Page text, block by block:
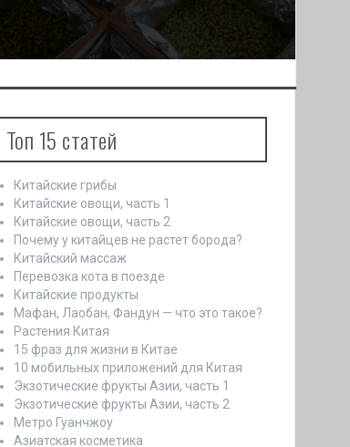
Топ 15 статей
Китайские грибы
Китайские овощи, часть 1
Китайские овощи, часть 2
Почему у китайцев не растет борода?
Китайский массаж
Перевозка кота в поезде
Китайские продукты
Мафан, Лаобан, Фандун — что это такое?
Растения Китая
15 фраз для жизни в Китае
10 мобильных приложений для Китая
Экзотические фрукты Азии, часть 1
Экзотические фрукты Азии, часть 2
Метро Гуанчжоу
Азиатская косметика